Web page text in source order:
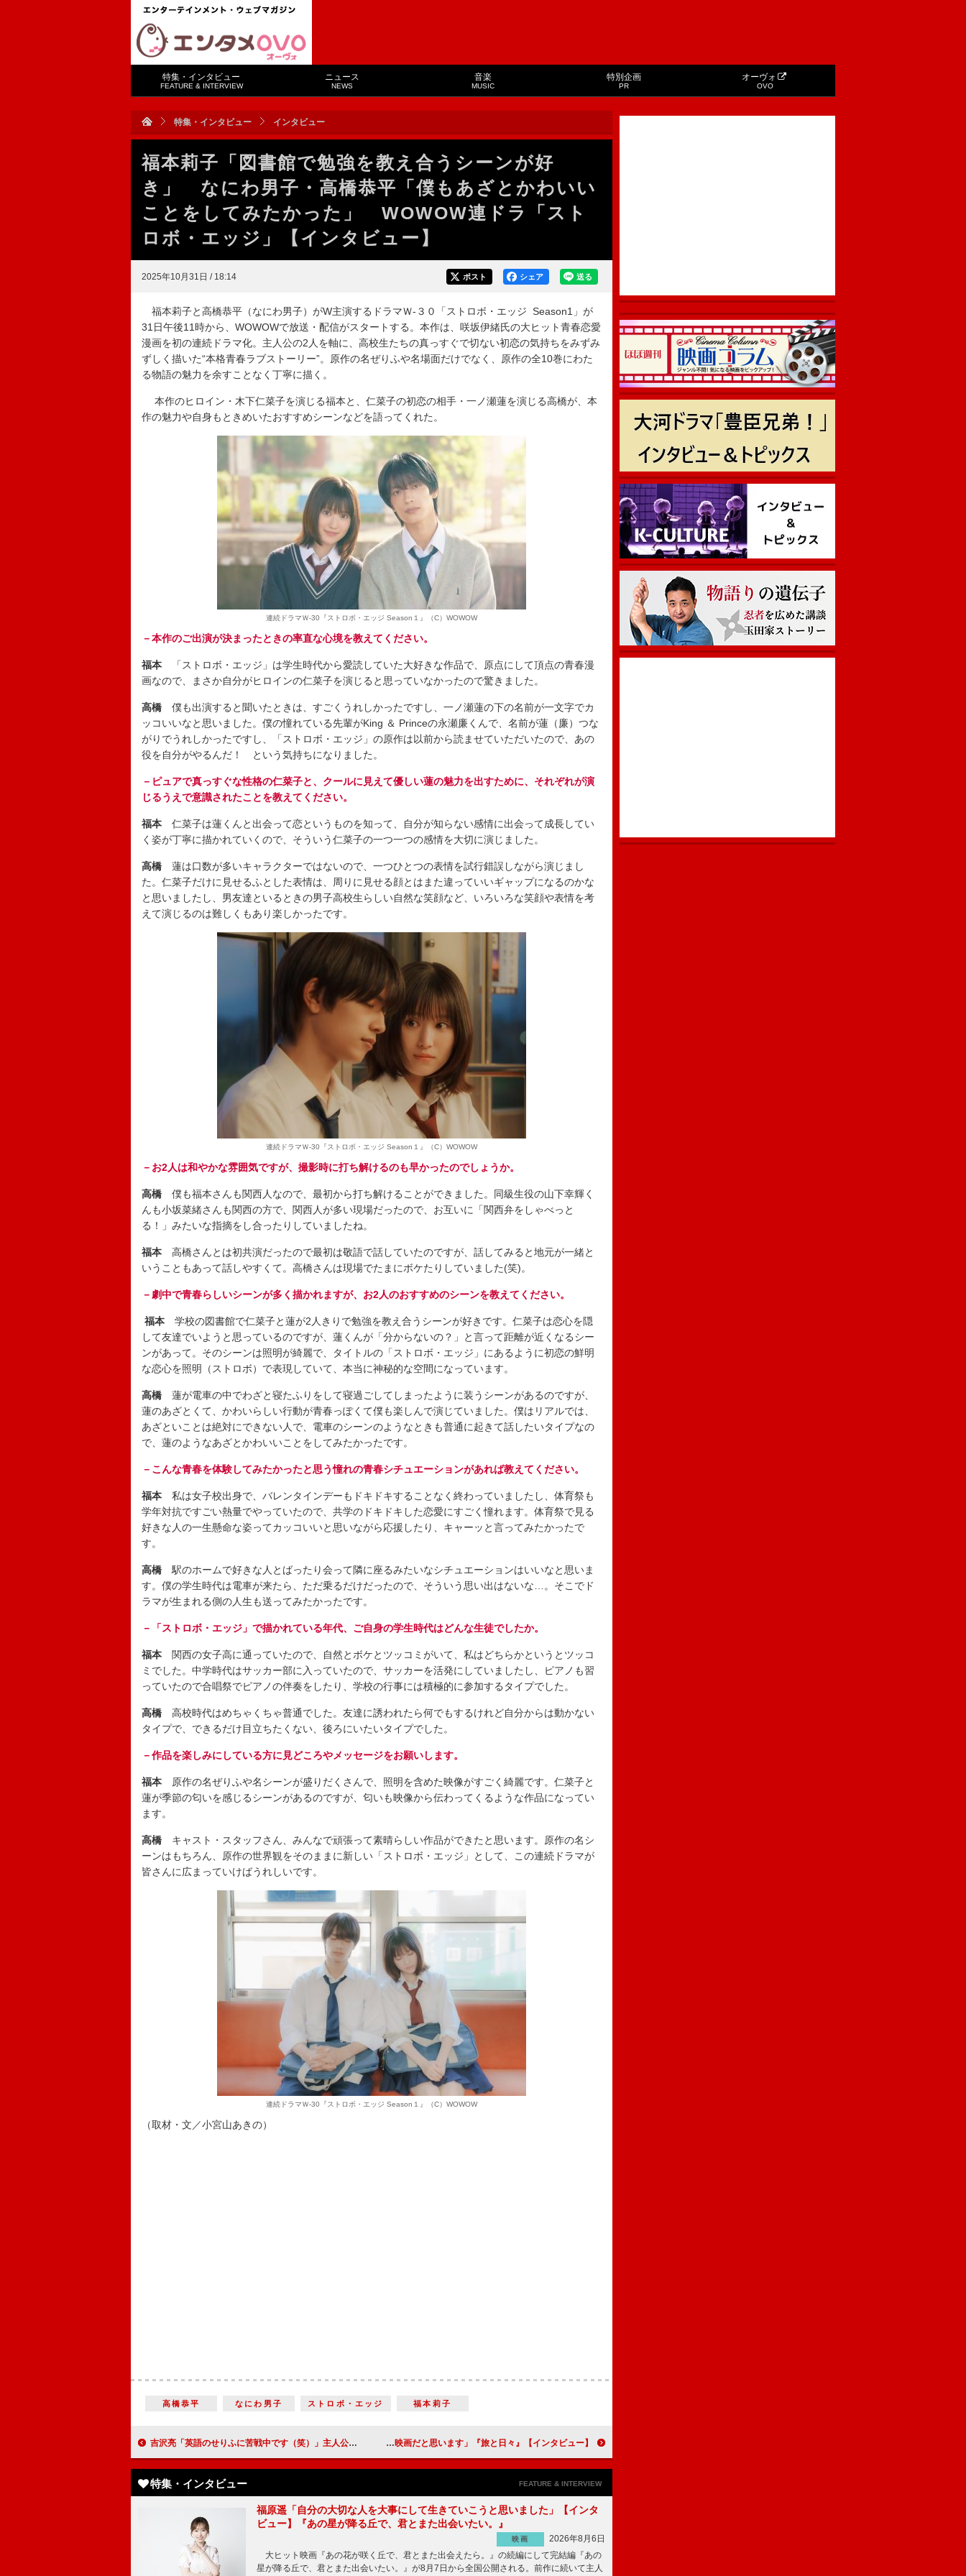
特集・インタビュー
FEATURE & INTERVIEW
ニュース
NEWS
音楽
MUSIC
特別企画
PR
オーヴォ
OVO
特集・インタビュー インタビュー
福本莉⼦「図書館で勉強を教え合うシーンが好
き」 なにわ男⼦・⾼橋恭平「僕もあざとかわいい
ことをしてみたかった」 WOWOW連ドラ「スト
ロボ・エッジ」【インタビュー】
2025年10月31日 / 18:14 送る
シェア
ポスト
福本莉⼦と⾼橋恭平（なにわ男⼦）がW主演するドラマＷ-３０「ストロボ・エッジ Season1」が
31日午後11時から、WOWOWで放送・配信がスタートする。本作は、咲坂伊緒氏の⼤ヒット⻘春恋愛
漫画を初の連続ドラマ化。主人公の2人を軸に、高校生たちの真っすぐで切ない初恋の気持ちをみずみ
ずしく描いた“本格⻘春ラブストーリー”。原作の名ぜりふや名場面だけでなく、原作の全10巻にわた
る物語の魅力を余すことなく丁寧に描く。
本作のヒロイン・木下仁菜子を演じる福本と、仁菜子の初恋の相手・一ノ瀬蓮を演じる高橋が、本
作の魅力や自身もときめいたおすすめシーンなどを語ってくれた。
連続ドラマＷ-30『ストロボ・エッジ Season１』（C）WOWOW
－本作のご出演が決まったときの率直な心境を教えてください。
福本
「ストロボ・エッジ」は学生時代から愛読していた大好きな作品で、原点にして頂点の青春漫
画なので、まさか自分がヒロインの仁菜子を演じると思っていなかったので驚きました。
高橋 僕も出演すると聞いたときは、すごくうれしかったですし、一ノ瀬蓮の下の名前が一文字でカ
ッコいいなと思いました。僕の憧れている先輩がKing ＆ Princeの永瀬廉くんで、名前が蓮（廉）つな
がりでうれしかったですし、「ストロボ・エッジ」の原作は以前から読ませていただいたので、あの
役を自分がやるんだ！ という気持ちになりました。
－ピュアで真っすぐな性格の仁菜子と、クールに見えて優しい蓮の魅力を出すために、それぞれが演
じるうえで意識されたことを教えてください。
福本 仁菜子は蓮くんと出会って恋というものを知って、自分が知らない感情に出会って成長してい
く姿が丁寧に描かれていくので、そういう仁菜子の一つ一つの感情を大切に演じました。
高橋 蓮は口数が多いキャラクターではないので、一つひとつの表情を試行錯誤しながら演じまし
た。仁菜子だけに見せるふとした表情は、周りに見せる顔とはまた違っていいギャップになるのかな
と思いましたし、男友達といるときの男子高校生らしい自然な笑顔など、いろいろな笑顔や表情を考
えて演じるのは難しくもあり楽しかったです。
連続ドラマＷ-30『ストロボ・エッジ Season１』（C）WOWOW
－お2人は和やかな雰囲気ですが、撮影時に打ち解けるのも早かったのでしょうか。
高橋 僕も福本さんも関西人なので、最初から打ち解けることができました。同級生役の山下幸輝く
んも小坂菜緒さんも関西の方で、関西人が多い現場だったので、お互いに「関西弁をしゃべっと
る！」みたいな指摘をし合ったりしていましたね。
福本 高橋さんとは初共演だったので最初は敬語で話していたのですが、話してみると地元が一緒と
いうこともあって話しやすくて。高橋さんは現場でたまにボケたりしていました(笑)。
－劇中で青春らしいシーンが多く描かれますが、お2人のおすすめのシーンを教えてください。
福本 学校の図書館で仁菜子と蓮が2人きりで勉強を教え合うシーンが好きです。仁菜子は恋心を隠
して友達でいようと思っているのですが、蓮くんが「分からないの？」と言って距離が近くなるシー
ンがあって。そのシーンは照明が綺麗で、タイトルの「ストロボ・エッジ」にあるように初恋の鮮明
な恋心を照明（ストロボ）で表現していて、本当に神秘的な空間になっています。
高橋 蓮が電車の中でわざと寝たふりをして寝過ごしてしまったように装うシーンがあるのですが、
蓮のあざとくて、かわいらしい行動が青春っぽくて僕も楽しんで演じていました。僕はリアルでは、
あざといことは絶対にできない人で、電車のシーンのようなときも普通に起きて話したいタイプなの
で、蓮のようなあざとかわいいことをしてみたかったです。
－こんな青春を体験してみたかったと思う憧れの青春シチュエーションがあれば教えてください。
福本 私は女子校出身で、バレンタインデーもドキドキすることなく終わっていましたし、体育祭も
学年対抗ですごい熱量でやっていたので、共学のドキドキした恋愛にすごく憧れます。体育祭で見る
好きな人の一生懸命な姿ってカッコいいと思いながら応援したり、キャーッと言ってみたかったで
す。
高橋 駅のホームで好きな人とばったり会って隣に座るみたいなシチュエーションはいいなと思いま
す。僕の学生時代は電車が来たら、ただ乗るだけだったので、そういう思い出はないな…。そこでド
ラマが生まれる側の人生も送ってみたかったです。
－「ストロボ・エッジ」で描かれている年代、ご自身の学生時代はどんな生徒でしたか。
福本 関西の女子高に通っていたので、自然とボケとツッコミがいて、私はどちらかというとツッコ
ミでした。中学時代はサッカー部に入っていたので、サッカーを活発にしていましたし、ピアノも習
っていたので合唱祭でピアノの伴奏をしたり、学校の行事には積極的に参加するタイプでした。
高橋 高校時代はめちゃくちゃ普通でした。友達に誘われたら何でもするけれど自分からは動かない
タイプで、できるだけ目立ちたくない、後ろにいたいタイプでした。
－作品を楽しみにしている方に見どころやメッセージをお願いします。
福本
原作の名ぜりふや名シーンが盛りだくさんで、照明を含めた映像がすごく綺麗です。仁菜子と
蓮が季節の匂いを感じるシーンがあるのですが、匂いも映像から伝わってくるような作品になってい
ます。
高橋 キャスト・スタッフさん、みんなで頑張って素晴らしい作品ができたと思います。原作の名シ
ーンはもちろん、原作の世界観をそのままに新しい「ストロボ・エッジ」として、この連続ドラマが
皆さんに広まっていけばうれしいです。
連続ドラマＷ-30『ストロボ・エッジ Season１』（C）WOWOW
（取材・文／小宮山あきの）
⾼橋恭平 なにわ男⼦ ストロボ・エッジ 福本莉⼦
吉沢亮「英語のせりふに苦戦中です（笑）」主人公夫婦と関係を深める英語教師・錦織友一役で出演 連続テレビ小説「ばけばけ」【インタビュー】 堤真一、三宅唱監督「実はこういうことも奇跡なんじゃないのということを感じさせてくれる映画だと思います」『旅と日々』【インタビュー】
特集・インタビュー FEATURE & INTERVIEW
福原遥「自分の大切な人を大事にして生きていこうと思いました」【インタ
ビュー】『あの星が降る丘で、君とまた出会いたい。』
映画
2026年8月6日
大ヒット映画『あの花が咲く丘で、君とまた出会えたら。』の続編にして完結編『あの
星が降る丘で、君とまた出会いたい。』が8月7日から全国公開される。前作に続いて主人